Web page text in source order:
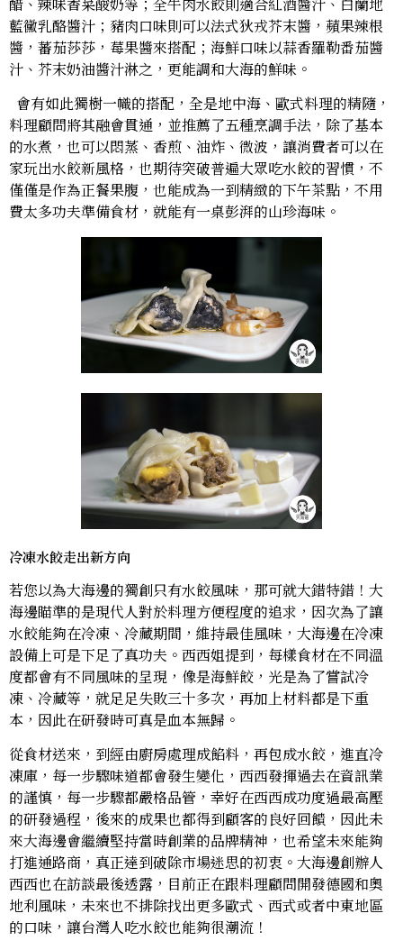
藍黴乳酪醬汁；豬肉口味則可以法式狄戎芥末醬，蘋果辣根
醬，蕃茄莎莎，莓果醬來搭配；海鮮口味以蒜香羅勒番茄醬
汁、芥末奶油醬汁淋之，更能調和大海的鮮味。
會有如此獨樹一幟的搭配，全是地中海、歐式料理的精隨，
料理顧問將其融會貫通，並推薦了五種烹調手法，除了基本
的水煮，也可以悶蒸、香煎、油炸、微波，讓消費者可以在
家玩出水餃新風格，也期待突破普遍大眾吃水餃的習慣，不
僅僅是作為正餐果腹，也能成為一到精緻的下午茶點，不用
費太多功夫準備食材，就能有一桌彭湃的山珍海味。
冷凍水餃走出新方向
若您以為大海邊的獨創只有水餃風味，那可就大錯特錯！大
海邊瞄準的是現代人對於料理方便程度的追求，因次為了讓
水餃能夠在冷凍、冷藏期間，維持最佳風味，大海邊在冷凍
設備上可是下足了真功夫。西西姐提到，每樣食材在不同溫
度都會有不同風味的呈現，像是海鮮餃，光是為了嘗試冷
凍、冷藏等，就足足失敗三十多次，再加上材料都是下重
本，因此在研發時可真是血本無歸。
從食材送來，到經由廚房處理成餡料，再包成水餃，進直冷
凍庫，每一步驟味道都會發生變化，西西發揮過去在資訊業
的謹慎，每一步驟都嚴格品管，幸好在西西成功度過最高壓
的研發過程，後來的成果也都得到顧客的良好回饋，因此未
來大海邊會繼續堅持當時創業的品牌精神，也希望未來能夠
打進通路商，真正達到破除市場迷思的初衷。大海邊創辦人
西西也在訪談最後透露，目前正在跟料理顧問開發德國和奧
地利風味，未來也不排除找出更多歐式、西式或者中東地區
的口味，讓台灣人吃水餃也能夠很潮流！